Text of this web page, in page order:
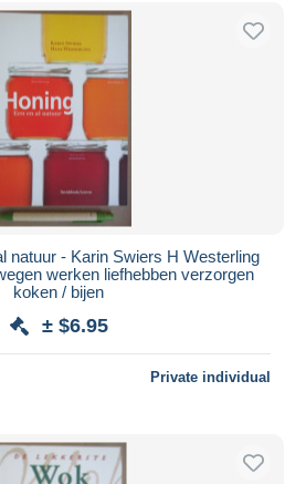
natuur - Karin Swiers H Westerling
werken liefhebben verzorgen
koken / bijen
± $6.95
Private individual